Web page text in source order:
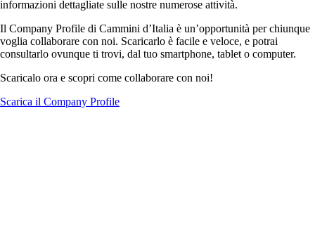
informazioni dettagliate sulle nostre numerose attività.
Il Company Profile di Cammini d’Italia è un’opportunità per chiunque
voglia collaborare con noi. Scaricarlo è facile e veloce, e potrai
consultarlo ovunque ti trovi, dal tuo smartphone, tablet o computer.
Scaricalo ora e scopri come collaborare con noi!
Scarica il Company Profile